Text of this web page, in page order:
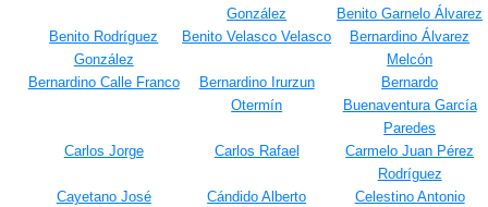
González
Benito Garnelo Álvarez
Benito Rodríguez
González
Benito Velasco Velasco
Bernardino Álvarez
Melcón
Bernardino Calle Franco
Bernardino Irurzun
Otermín
Bernardo
Buenaventura García
Paredes
Carlos Jorge
Carlos Rafael
Carmelo Juan Pérez
Rodríguez
Cayetano José
Cándido Alberto
Celestino Antonio